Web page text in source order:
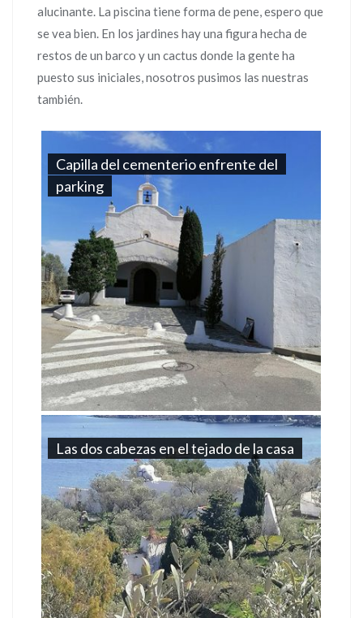
alucinante. La piscina tiene forma de pene, espero que
se vea bien. En los jardines hay una figura hecha de
restos de un barco y un cactus donde la gente ha
puesto sus iniciales, nosotros pusimos las nuestras
también.
Capilla del cementerio enfrente del
parking
Las dos cabezas en el tejado de la casa